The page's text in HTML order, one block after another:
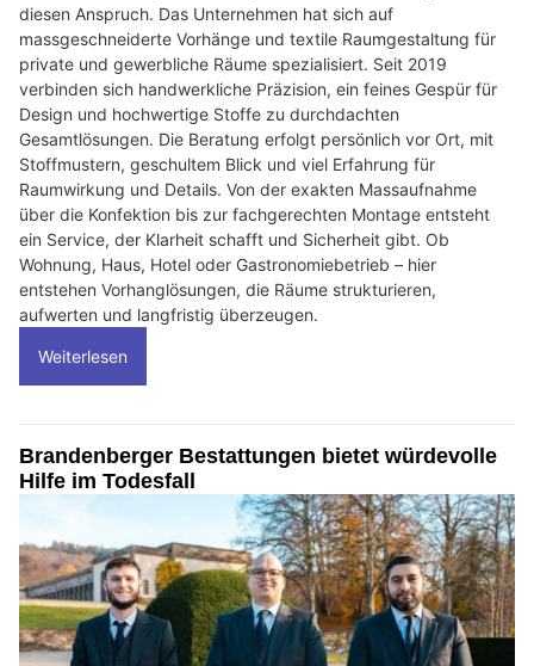
diesen Anspruch. Das Unternehmen hat sich auf
massgeschneiderte Vorhänge und textile Raumgestaltung für
private und gewerbliche Räume spezialisiert. Seit 2019
verbinden sich handwerkliche Präzision, ein feines Gespür für
Design und hochwertige Stoffe zu durchdachten
Gesamtlösungen. Die Beratung erfolgt persönlich vor Ort, mit
Stoffmustern, geschultem Blick und viel Erfahrung für
Raumwirkung und Details. Von der exakten Massaufnahme
über die Konfektion bis zur fachgerechten Montage entsteht
ein Service, der Klarheit schafft und Sicherheit gibt. Ob
Wohnung, Haus, Hotel oder Gastronomiebetrieb – hier
entstehen Vorhanglösungen, die Räume strukturieren,
aufwerten und langfristig überzeugen.
Weiterlesen
Brandenberger Bestattungen bietet würdevolle
Hilfe im Todesfall